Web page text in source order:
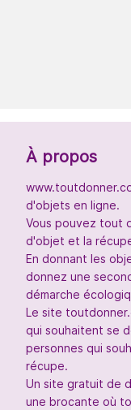
À propos
d'objets en ligne.
Vous pouvez tout
d'objet et la
En donnant les
donnez une
démarche
Le site
qui souhaitent se
personnes qui
récupe.
Un site gratuit de
une brocante où